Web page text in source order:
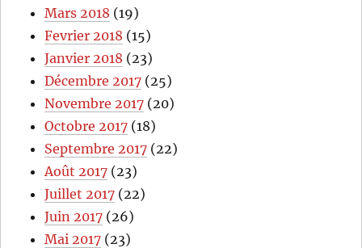
Mars 2018 (19)
Fevrier 2018 (15)
Janvier 2018 (23)
Décembre 2017 (25)
Novembre 2017 (20)
Octobre 2017 (18)
Septembre 2017 (22)
Août 2017 (23)
Juillet 2017 (22)
Juin 2017 (26)
Mai 2017 (23)